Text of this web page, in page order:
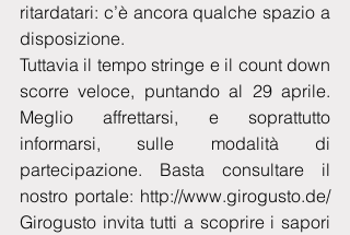
ritardatari: c’è ancora qualche spazio a
disposizione.
Tuttavia il tempo stringe e il count down
scorre veloce, puntando al 29 aprile.
Meglio affrettarsi, e soprattutto
informarsi, sulle modalità di
partecipazione. Basta consultare il
nostro portale: http://www.girogusto.de/
Girogusto invita tutti a scoprire i sapori